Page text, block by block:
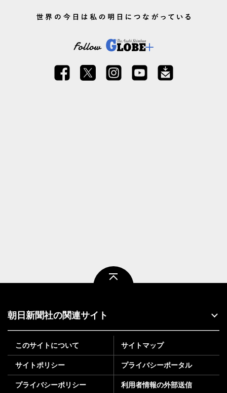
朝日新聞社の関連サイト
このサイトについて サイトマップ
サイトポリシー プライバシーポータル
プライバシーポリシー 利用者情報の外部送信